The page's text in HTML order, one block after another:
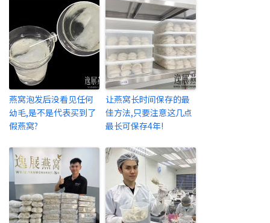
燕窝泡发后没看见任何
幼毛,是不是代表买到了
假燕窝?
让燕窝长时间保存的最
佳方法,只要注意这几点
最长可保存4年!